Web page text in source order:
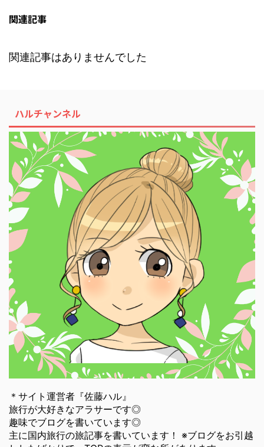
関連記事
関連記事はありませんでした
ハルチャンネル
＊サイト運営者『佐藤ハル』
旅行が大好きなアラサーです◎
趣味でブログを書いています◎
主に国内旅行の旅記事を書いています！ ※ブログをお引越